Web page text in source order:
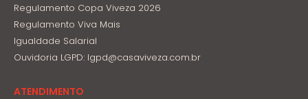
Regulamento Copa Viveza 2026
Regulamento Viva Mais
Igualdade Salarial
Ouvidoria LGPD: lgpd@casaviveza.com.br
ATENDIMENTO